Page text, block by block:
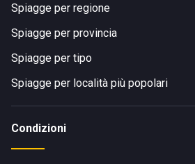
Spiagge per regione
Spiagge per provincia
Spiagge per tipo
Spiagge per località più popolari
Condizioni